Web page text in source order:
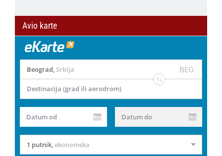
Avio karte
Beograd, Srbija BEG
Destinacija (grad ili aerodrom)
Datum od Datum do
1 putnik,ekonomska